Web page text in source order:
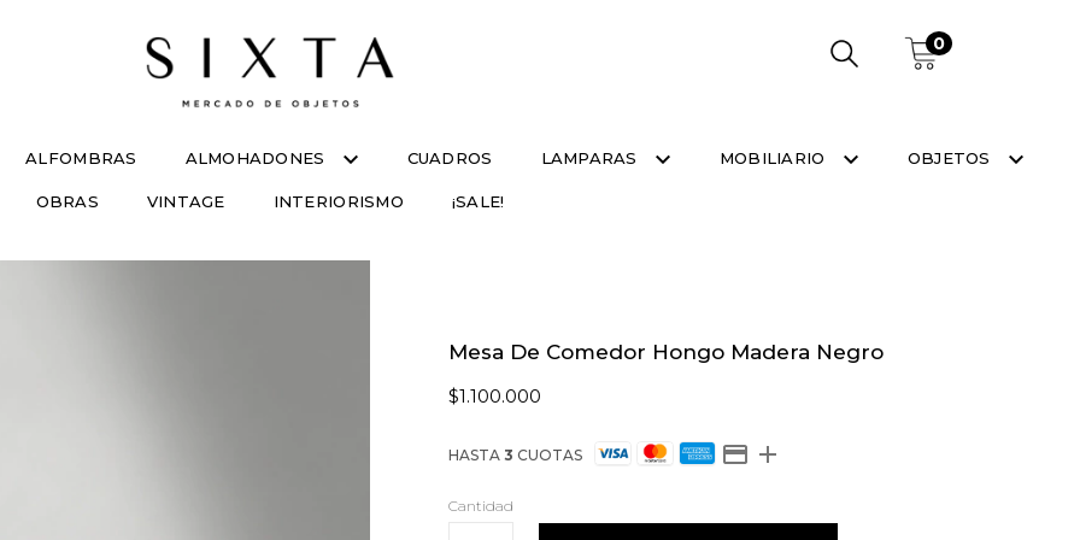
0
ALFOMBRAS ALMOHADONES CUADROS LAMPARAS MOBILIARIO OBJETOS
OBRAS VINTAGE INTERIORISMO ¡SALE!
Mesa De Comedor Hongo Madera Negro
$1.100.000
HASTA 3 CUOTAS
Cantidad